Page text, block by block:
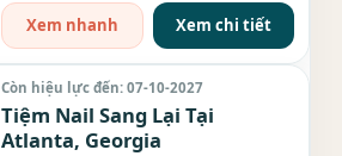
Xem nhanh
Xem chi tiết
Còn hiệu lực đến: 07-10-2027
Tiệm Nail Sang Lại Tại
Atlanta, Georgia